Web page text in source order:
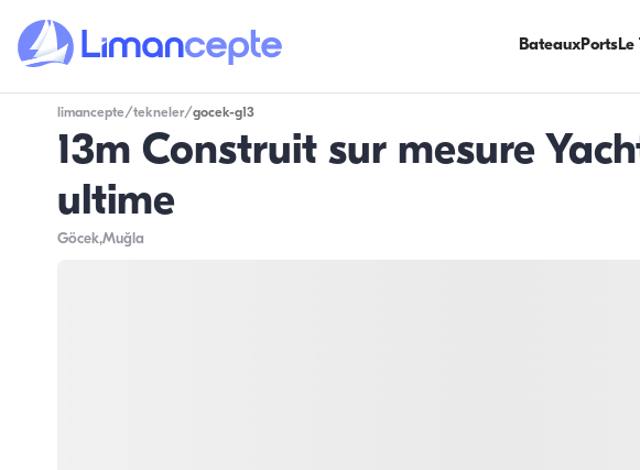
BateauxPortsLe
limancepte/tekneler/gocek-g13
13m Construit sur mesure
ultime
Göcek,Muğla